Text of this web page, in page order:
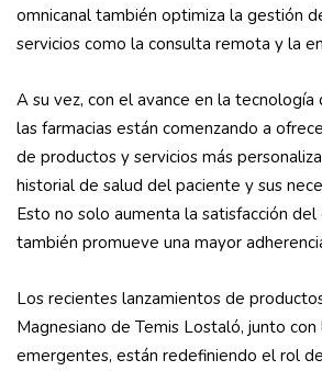
omnicanal también optimiza la gestión
servicios como la consulta remota y la
A su vez, con el avance en la tecnología
las farmacias están comenzando a
de productos y servicios más
historial de salud del paciente y sus
Esto no solo aumenta la satisfacción del
también promueve una mayor
Los recientes lanzamientos de
Magnesiano de Temis Lostaló, junto
emergentes, están redefiniendo el rol